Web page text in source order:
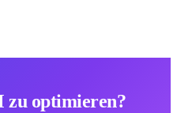
optimieren?